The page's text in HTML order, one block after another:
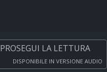
PROSEGUI LA LETTURA
DISPONIBILE IN VERSIONE AUDIO